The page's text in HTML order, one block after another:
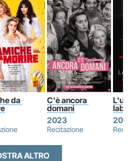
da
C'è ancora
domani
2023
Recitazione
2019
ALTRO